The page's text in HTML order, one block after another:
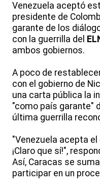
Venezuela aceptó
presidente de
garante de los
con la guerrilla del
ambos gobiernos.
A poco de
con el gobierno de
una carta pública la
"como país garante"
última guerrilla
"Venezuela acepta
¡Claro que sí!",
Así, Caracas se
participar en un